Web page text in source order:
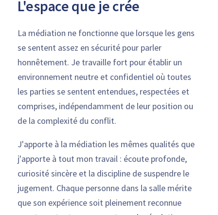
L'espace que je crée
La médiation ne fonctionne que lorsque les gens
se sentent assez en sécurité pour parler
honnêtement. Je travaille fort pour établir un
environnement neutre et confidentiel où toutes
les parties se sentent entendues, respectées et
comprises, indépendamment de leur position ou
de la complexité du conflit.
J'apporte à la médiation les mêmes qualités que
j'apporte à tout mon travail : écoute profonde,
curiosité sincère et la discipline de suspendre le
jugement. Chaque personne dans la salle mérite
que son expérience soit pleinement reconnue